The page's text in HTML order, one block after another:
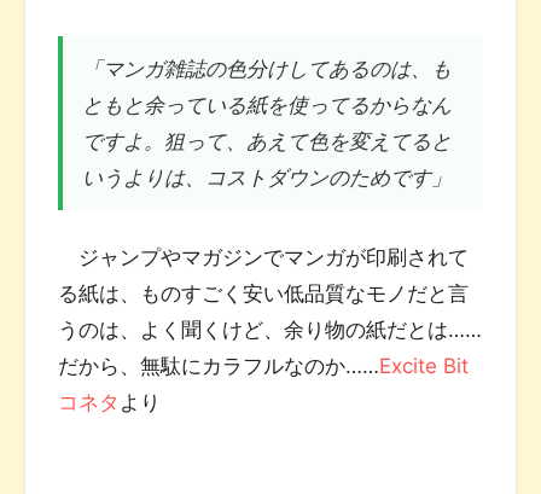
「マンガ雑誌の色分けしてあるのは、も
ともと余っている紙を使ってるからなん
ですよ。狙って、あえて色を変えてると
いうよりは、コストダウンのためです」
ジャンプやマガジンでマンガが印刷されて
る紙は、ものすごく安い低品質なモノだと言
うのは、よく聞くけど、余り物の紙だとは……
だから、無駄にカラフルなのか……Excite Bit
コネタ より